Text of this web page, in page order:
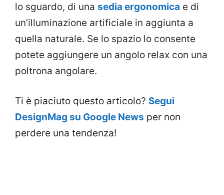
lo sguardo, di una sedia ergonomica e di
un’illuminazione artificiale in aggiunta a
quella naturale. Se lo spazio lo consente
potete aggiungere un angolo relax con una
poltrona angolare.
Ti è piaciuto questo articolo? Segui
DesignMag su Google News per non
perdere una tendenza!